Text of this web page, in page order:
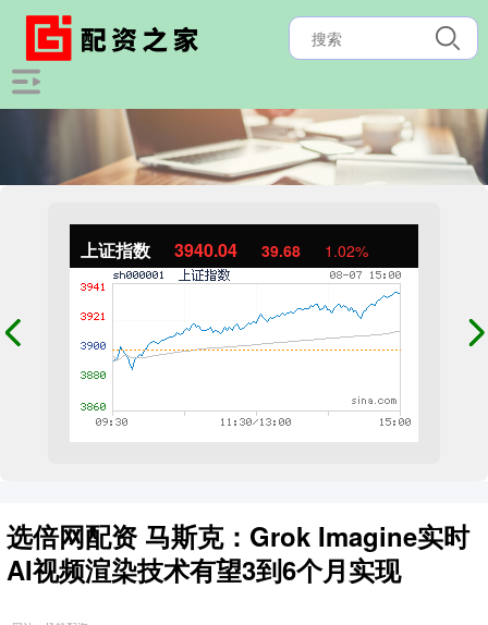
上证指数 3940.04 39.68 1.02%
选倍网配资 马斯克：Grok Imagine实时
AI视频渲染技术有望3到6个月实现